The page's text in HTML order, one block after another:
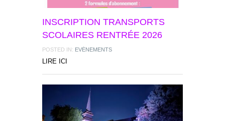
INSCRIPTION TRANSPORTS
SCOLAIRES RENTRÉE 2026
POSTED IN: EVÉNEMENTS
LIRE ICI